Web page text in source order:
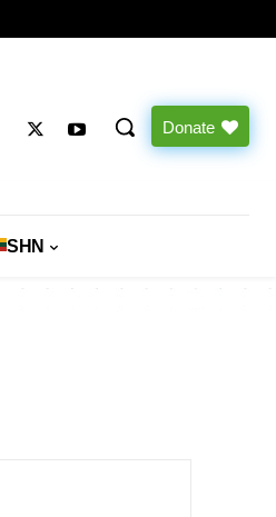
Donate
SHN